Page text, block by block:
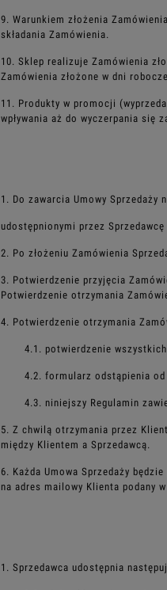
9. Warunkiem złożenia
składania Zamówienia.
10. Sklep realizuje Zamówienia
Zamówienia złożone w dni
11. Produkty w promocji
wpływania aż do wyczerpania się
1. Do zawarcia Umowy
udostępnionymi przez
2. Po złożeniu Zamówienia
3. Potwierdzenie przyjęcia
Potwierdzenie otrzymania
4. Potwierdzenie otrzymania
4.1. potwierdzenie
4.2. formularz odstąpienia od
4.3. niniejszy Regulamin
5. Z chwilą otrzymania przez
między Klientem a Sprzedawcą.
6. Każda Umowa Sprzedaży
na adres mailowy Klienta podany
1. Sprzedawca udostępnia